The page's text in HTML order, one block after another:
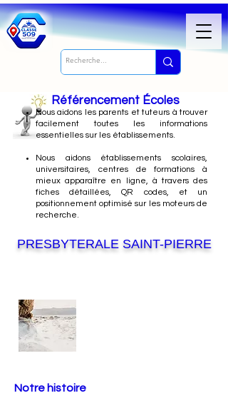
Référencement Écoles
Nousaidons les parents et tuteurs à trouver
facilement toutes les informations
essentielles sur les établissements.
Nous aidons établissements scolaires,
universitaires, centres de formations à
mieux apparaître en ligne, à travers des
fiches détaillées, QR codes, et un
positionnement optimisé sur les moteurs de
recherche.
PRESBYTERALE SAINT-PIERRE
Notre histoire